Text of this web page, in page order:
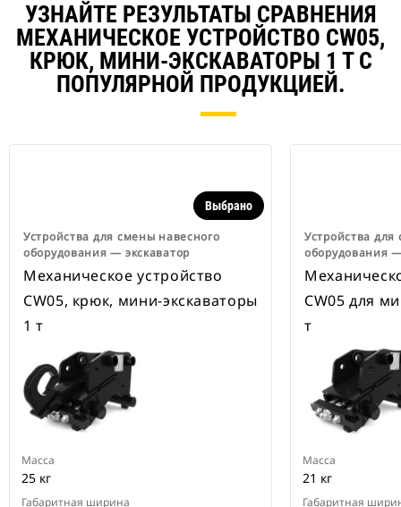
УЗНАЙТЕ РЕЗУЛЬТАТЫ СРАВНЕНИЯ
МЕХАНИЧЕСКОЕ УСТРОЙСТВО CW05,
КРЮК, МИНИ-ЭКСКАВАТОРЫ 1 Т С
ПОПУЛЯРНОЙ ПРОДУКЦИЕЙ.
Устройства для смены навесного
оборудования ― экскаватор
Выбрано
Механическое устройство
CW05, крюк, мини-экскаваторы
1 т
Масса
25 кг
Габаритная ширина
Устройства
оборудования
CW05 для
т
Масса
21 кг
Габаритная